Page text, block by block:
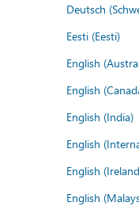
Deutsch
Eesti (Eesti)
English
English
English (India)
English
English
English